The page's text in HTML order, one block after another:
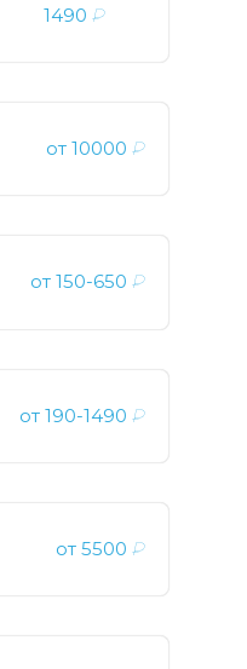
1490₽
от10000₽
от150-650₽
от190-1490₽
от5500₽